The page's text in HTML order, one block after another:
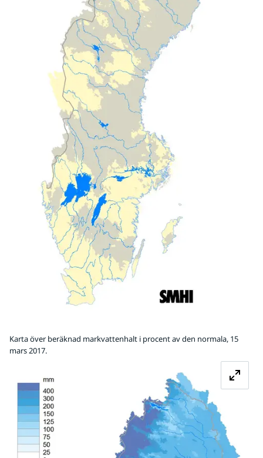
Karta över beräknad markvattenhalt i procent av den normala, 15
mars 2017.